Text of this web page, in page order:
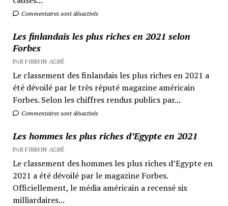
Commentaires sont désactivés
Les finlandais les plus riches en 2021 selon
Forbes
PAR FIRMIN AGBÉ
Le classement des finlandais les plus riches en 2021 a
été dévoilé par le très réputé magazine américain
Forbes. Selon les chiffres rendus publics par...
Commentaires sont désactivés
Les hommes les plus riches d’Egypte en 2021
PAR FIRMIN AGBÉ
Le classement des hommes les plus riches d’Egypte en
2021 a été dévoilé par le magazine Forbes.
Officiellement, le média américain a recensé six
milliardaires...